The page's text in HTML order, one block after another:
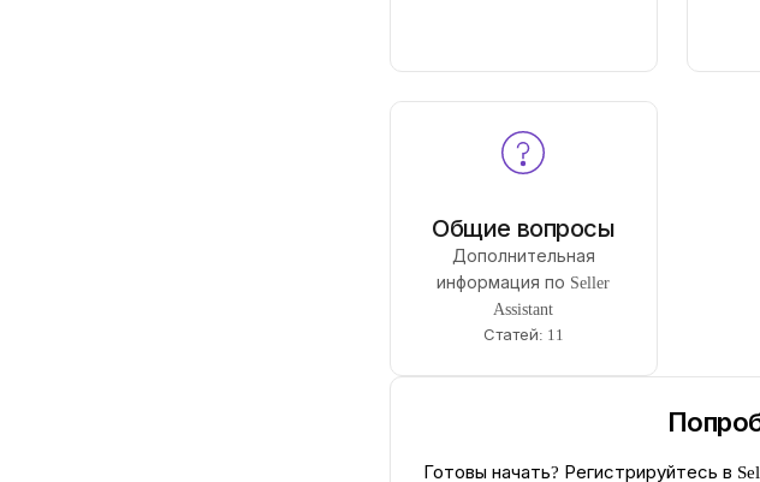
Общие вопросы
Дополнительная
информация по Seller
Assistant
Статей: 11
Готовы начать? Регистрируйтесь в